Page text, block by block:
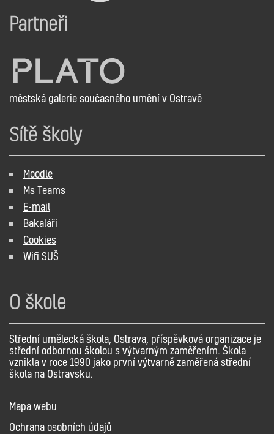
Partneři
městská galerie současného umění v Ostravě
Sítě školy
Moodle
Ms Teams
E-mail
Bakaláři
Cookies
Wifi SUŠ
O škole
Střední umělecká škola, Ostrava, příspěvková organizace je
střední odbornou školou s výtvarným zaměřením. Škola
vznikla v roce 1990 jako první výtvarně zaměřená střední
škola na Ostravsku.
Mapa webu
Ochrana osobních údajů